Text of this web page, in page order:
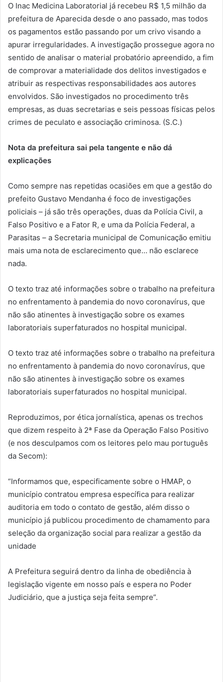
O Inac Medicina Laboratorial já recebeu R$ 1,5 milhão da
prefeitura de Aparecida desde o ano passado, mas todos
os pagamentos estão passando por um crivo visando a
apurar irregularidades. A investigação prossegue agora no
sentido de analisar o material probatório apreendido, a fim
de comprovar a materialidade dos delitos investigados e
atribuir as respectivas responsabilidades aos autores
envolvidos. São investigados no procedimento três
empresas, as duas secretarias e seis pessoas físicas pelos
crimes de peculato e associação criminosa. (S.C.)
Nota da prefeitura sai pela tangente e não dá
explicações
Como sempre nas repetidas ocasiões em que a gestão do
prefeito Gustavo Mendanha é foco de investigações
policiais – já são três operações, duas da Polícia Civil, a
Falso Positivo e a Fator R, e uma da Polícia Federal, a
Parasitas – a Secretaria municipal de Comunicação emitiu
mais uma nota de esclarecimento que… não esclarece
nada.
O texto traz até informações sobre o trabalho na prefeitura
no enfrentamento à pandemia do novo coronavírus, que
não são atinentes à investigação sobre os exames
laboratoriais superfaturados no hospital municipal.
O texto traz até informações sobre o trabalho na prefeitura
no enfrentamento à pandemia do novo coronavírus, que
não são atinentes à investigação sobre os exames
laboratoriais superfaturados no hospital municipal.
Reproduzimos, por ética jornalística, apenas os trechos
que dizem respeito à 2ª Fase da Operação Falso Positivo
(e nos desculpamos com os leitores pelo mau português
da Secom):
“Informamos que, especificamente sobre o HMAP, o
município contratou empresa específica para realizar
auditoria em todo o contato de gestão, além disso o
município já publicou procedimento de chamamento para
seleção da organização social para realizar a gestão da
unidade
A Prefeitura seguirá dentro da linha de obediência à
legislação vigente em nosso país e espera no Poder
Judiciário, que a justiça seja feita sempre”.